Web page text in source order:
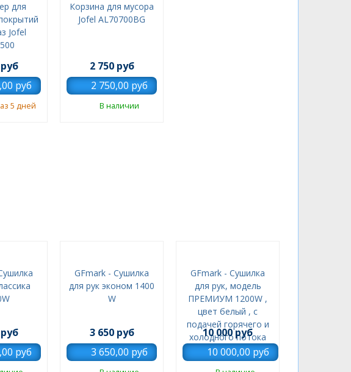
для
Jofel
5 дней
Корзина для мусора
Jofel AL70700BG
2 750 руб
В наличии
GFmark - Сушилка
для рук эконом 1400
W
3 650 руб
GFmark - Сушилка
для рук, модель
ПРЕМИУМ 1200W ,
цвет белый , с
подачей горячего и
холодного потока
воздуха
10 000 руб